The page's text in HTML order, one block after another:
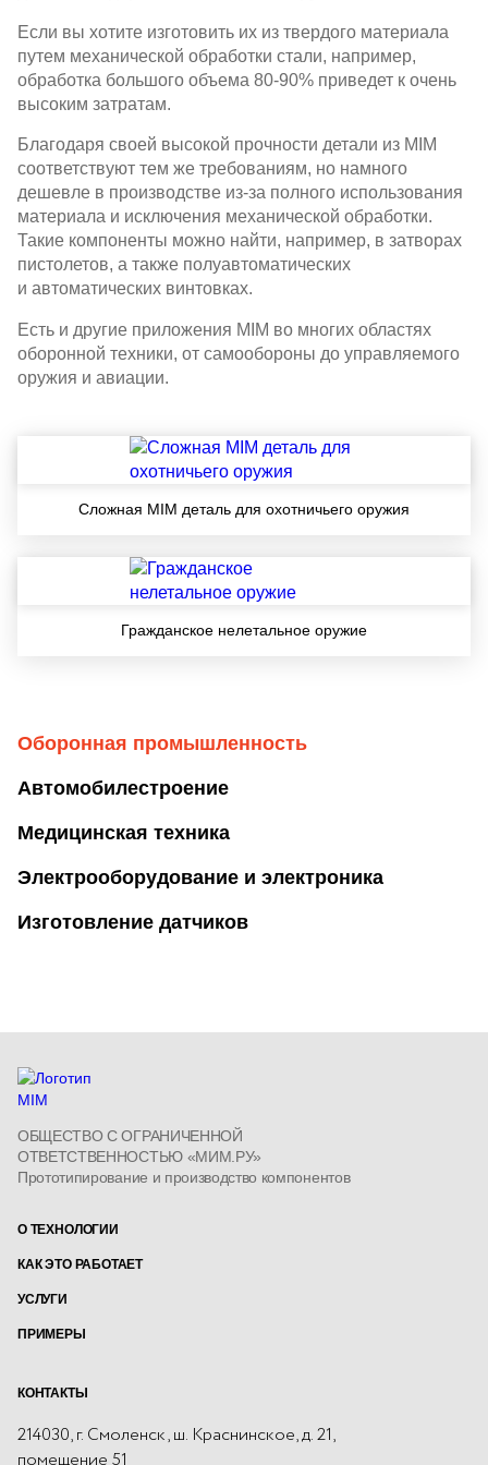
Оборонная промышленность
Автомобилестроение
Медицинская техника
Электрооборудование и электроника
Изготовление датчиков
Если вы хотите изготовить их из твердого материала
путем механической обработки стали, например,
обработка большого объема 80-90% приведет к очень
высоким затратам.
Благодаря своей высокой прочности детали из MIM
соответствуют тем же требованиям, но намного
дешевле в производстве из-за полного использования
материала и исключения механической обработки.
Такие компоненты можно найти, например, в затворах
пистолетов, а также полуавтоматических
и автоматических винтовках.
Есть и другие приложения MIM во многих областях
оборонной техники, от самообороны до управляемого
оружия и авиации.
Сложная MIM деталь для охотничьего оружия
Гражданское нелетальное оружие
ОБЩЕСТВО С ОГРАНИЧЕННОЙ
ОТВЕТСТВЕННОСТЬЮ «МИМ.РУ»
Прототипирование и производство компонентов
О ТЕХНОЛОГИИ
КАК ЭТО РАБОТАЕТ
УСЛУГИ
ПРИМЕРЫ
КОНТАКТЫ
Адрес
214030, г. Смоленск, ш. Краснинское, д. 21,